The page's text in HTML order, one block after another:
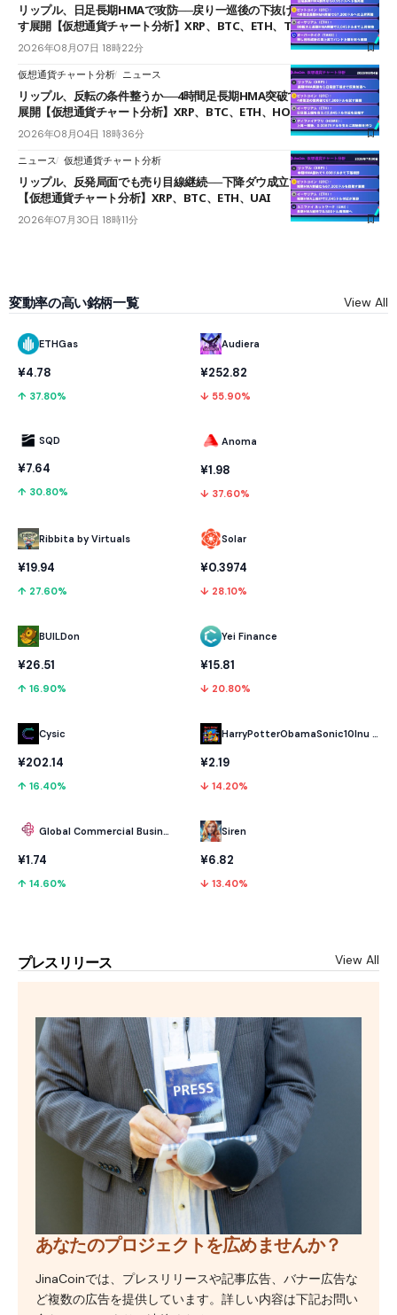
リップル、日足長期HMAで攻防──戻り一巡後の下抜けで0.95ドルを試
す展開【仮想通貨チャート分析】XRP、BTC、ETH、TAKE
2026年08月07日 18時22分
仮想通貨チャート分析 ニュース
リップル、反転の条件整うか──4時間足長期HMA突破で雲下端を目指す
展開【仮想通貨チャート分析】XRP、BTC、ETH、HOME
2026年08月04日 18時36分
ニュース 仮想通貨チャート分析
リップル、反発局面でも売り目線継続──下降ダウ成立で下値追う展開
【仮想通貨チャート分析】XRP、BTC、ETH、UAI
2026年07月30日 18時11分
変動率の高い銘柄一覧 View All
ETHGas
¥4.78
↑ 37.80%
SQD
¥7.64
↑ 30.80%
Ribbita by Virtuals
¥19.94
↑ 27.60%
BUILDon
¥26.51
↑ 16.90%
Cysic
¥202.14
↑ 16.40%
Global Commercial Business
¥1.74
↑ 14.60%
Audiera
¥252.82
↓ 55.90%
Anoma
¥1.98
↓ 37.60%
Solar
¥0.3974
↓ 28.10%
Yei Finance
¥15.81
↓ 20.80%
HarryPotterObamaSonic10Inu (ETH)
¥2.19
↓ 14.20%
Siren
¥6.82
↓ 13.40%
プレスリリース View All
あなたのプロジェクトを広めませんか？
JinaCoinでは、プレスリリースや記事広告、バナー広告な
ど複数の広告を提供しています。詳しい内容は下記お問い